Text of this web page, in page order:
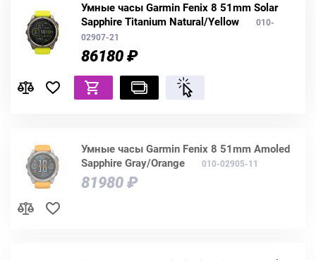
Умные часы Garmin Fenix 8 51mm Solar
Sapphire Titanium Natural/Yellow
010-
02907-21
86180 ₽
Умные часы Garmin Fenix 8 51mm Amoled
Sapphire Gray/Orange
010-02905-11
81980 ₽